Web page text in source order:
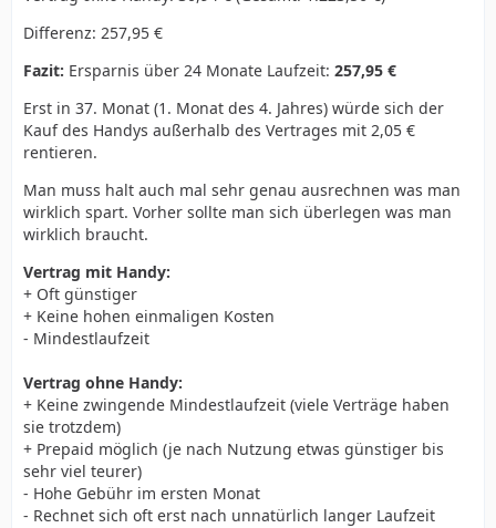
Differenz: 257,95 €
Fazit: Ersparnis über 24 Monate Laufzeit: 257,95 €
Erst in 37. Monat (1. Monat des 4. Jahres) würde sich der
Kauf des Handys außerhalb des Vertrages mit 2,05 €
rentieren.
Man muss halt auch mal sehr genau ausrechnen was man
wirklich spart. Vorher sollte man sich überlegen was man
wirklich braucht.
Vertrag mit Handy:
+ Oft günstiger
+ Keine hohen einmaligen Kosten
- Mindestlaufzeit
Vertrag ohne Handy:
+ Keine zwingende Mindestlaufzeit (viele Verträge haben
sie trotzdem)
+ Prepaid möglich (je nach Nutzung etwas günstiger bis
sehr viel teurer)
- Hohe Gebühr im ersten Monat
- Rechnet sich oft erst nach unnatürlich langer Laufzeit